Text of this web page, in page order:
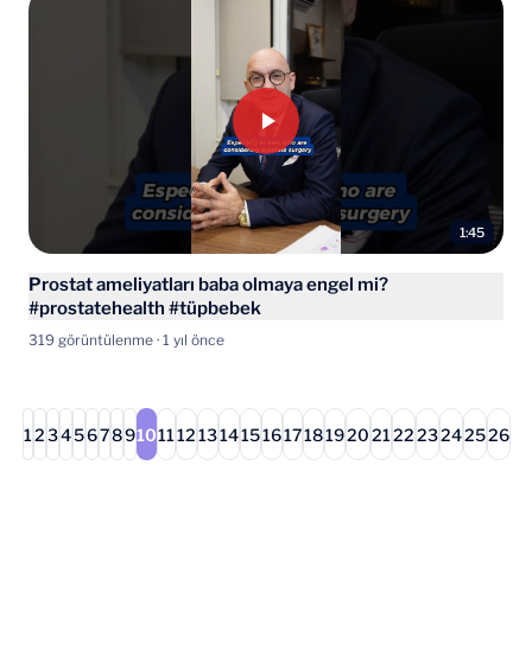
1:45
Prostat ameliyatları baba olmaya engel mi?
#prostatehealth #tüpbebek
319 görüntülenme · 1 yıl önce
1234567891011121314151617181920212223242526